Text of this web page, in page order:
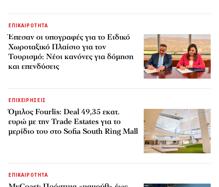
ΕΠΙΚΑΙΡΟΤΗΤΑ
Έπεσαν οι υπογραφές για το Ειδικό
Χωροταξικό Πλαίσιο για τον
Τουρισμό: Νέοι κανόνες για δόμηση
και επενδύσεις
ΕΠΙΧΕΙΡΗΣΕΙΣ
Όμιλος Fourlis: Deal 49,35 εκατ.
ευρώ με την Trade Estates για το
μερίδιο του στο Sofia South Ring Mall
ΕΠΙΚΑΙΡΟΤΗΤΑ